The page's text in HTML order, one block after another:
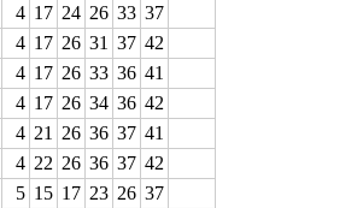
4 17 24 26 33 37
4 17 26 31 37 42
4 17 26 33 36 41
4 17 26 34 36 42
4 21 26 36 37 41
4 22 26 36 37 42
5 15 17 23 26 37